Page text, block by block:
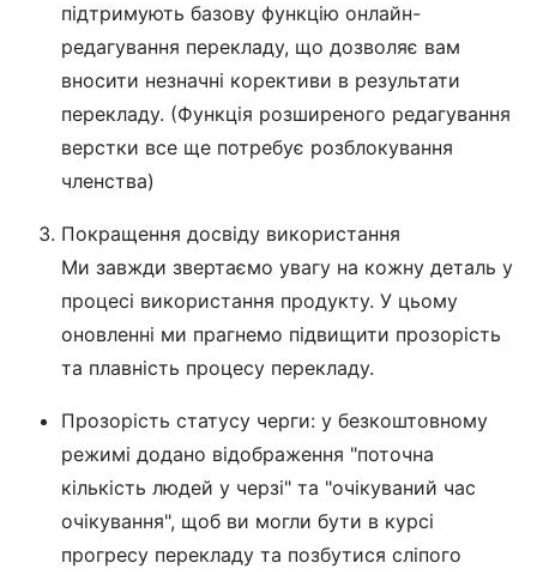
підтримують базову функцію онлайн-
редагування перекладу, що дозволяє вам
вносити незначні корективи в результати
перекладу. (Функція розширеного редагування
верстки все ще потребує розблокування
членства)
Покращення досвіду використання
Ми завжди звертаємо увагу на кожну деталь у
процесі використання продукту. У цьому
оновленні ми прагнемо підвищити прозорість
та плавність процесу перекладу.
Прозорість статусу черги: у безкоштовному
режимі додано відображення "поточна
кількість людей у черзі" та "очікуваний час
очікування", щоб ви могли бути в курсі
прогресу перекладу та позбутися сліпого